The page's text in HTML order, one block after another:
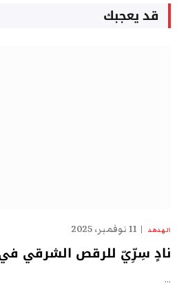
قد يعجبك
الهدهد 11 نوفمبر، 2025
نادٍ سِرِّيّ للرقص الشرقي
…